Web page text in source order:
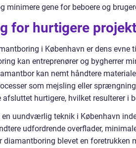
minimere gene for beboere og
for hurtigere
i København er dens
kan entreprenører og bygherrer
kan nemt håndtere
som mejsling eller
hurtigere, hvilket resulterer i
uundværlig teknik i København
udfordrende overflader,
diamantboring blevet en foretrukken